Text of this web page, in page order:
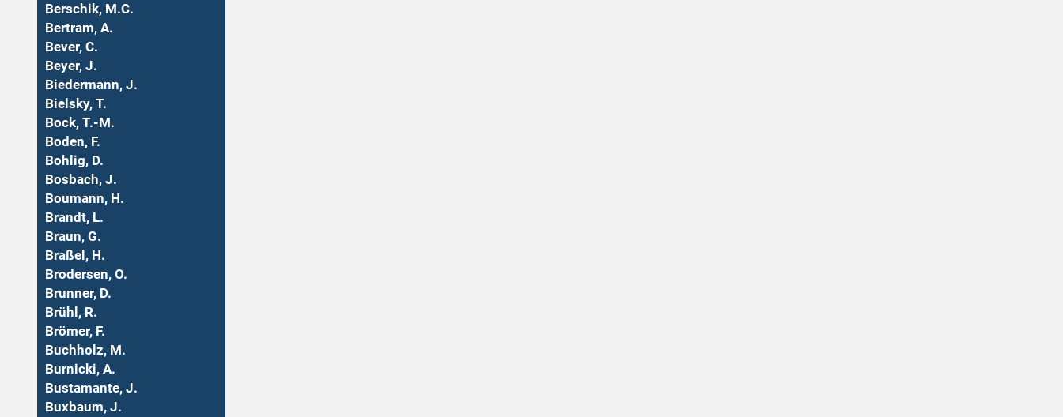
Berschik, M.C.
Bertram, A.
Bever, C.
Beyer, J.
Biedermann, J.
Bielsky, T.
Bock, T.-M.
Boden, F.
Bohlig, D.
Bosbach, J.
Boumann, H.
Brandt, L.
Braun, G.
Braßel, H.
Brodersen, O.
Brunner, D.
Brühl, R.
Brömer, F.
Buchholz, M.
Burnicki, A.
Bustamante, J.
Buxbaum, J.